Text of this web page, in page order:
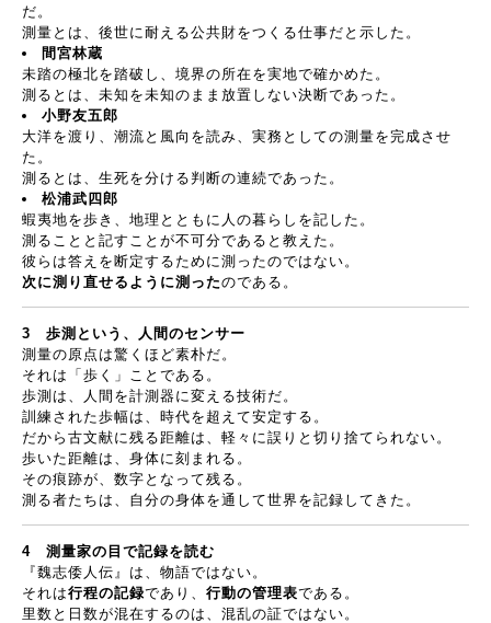
だ。
測量とは、後世に耐える公共財をつくる仕事だと示した。
間宮林蔵
未踏の極北を踏破し、境界の所在を実地で確かめた。
測るとは、未知を未知のまま放置しない決断であった。
小野友五郎
大洋を渡り、潮流と風向を読み、実務としての測量を完成させ
た。
測るとは、生死を分ける判断の連続であった。
松浦武四郎
蝦夷地を歩き、地理とともに人の暮らしを記した。
測ることと記すことが不可分であると教えた。
彼らは答えを断定するために測ったのではない。
次に測り直せるように測ったのである。
3 歩測という、人間のセンサー
測量の原点は驚くほど素朴だ。
それは「歩く」ことである。
歩測は、人間を計測器に変える技術だ。
訓練された歩幅は、時代を超えて安定する。
だから古文献に残る距離は、軽々に誤りと切り捨てられない。
歩いた距離は、身体に刻まれる。
その痕跡が、数字となって残る。
測る者たちは、自分の身体を通して世界を記録してきた。
4 測量家の目で記録を読む
『魏志倭人伝』は、物語ではない。
それは行程の記録であり、 行動の管理表である。
里数と日数が混在するのは、混乱の証ではない。